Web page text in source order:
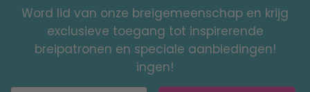
Word lid van onze breigemeenschap en krijg
exclusieve toegang tot inspirerende
breipatronen en speciale aanbiedingen!
ingen!